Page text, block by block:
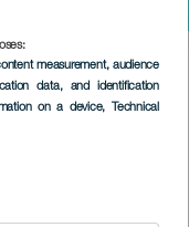
measurement, audience
data, and identification
on a device, Technical